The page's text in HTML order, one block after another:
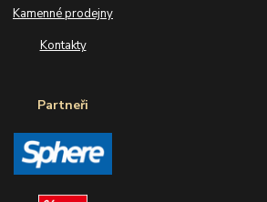
Kamenné prodejny
Kontakty
Partneři